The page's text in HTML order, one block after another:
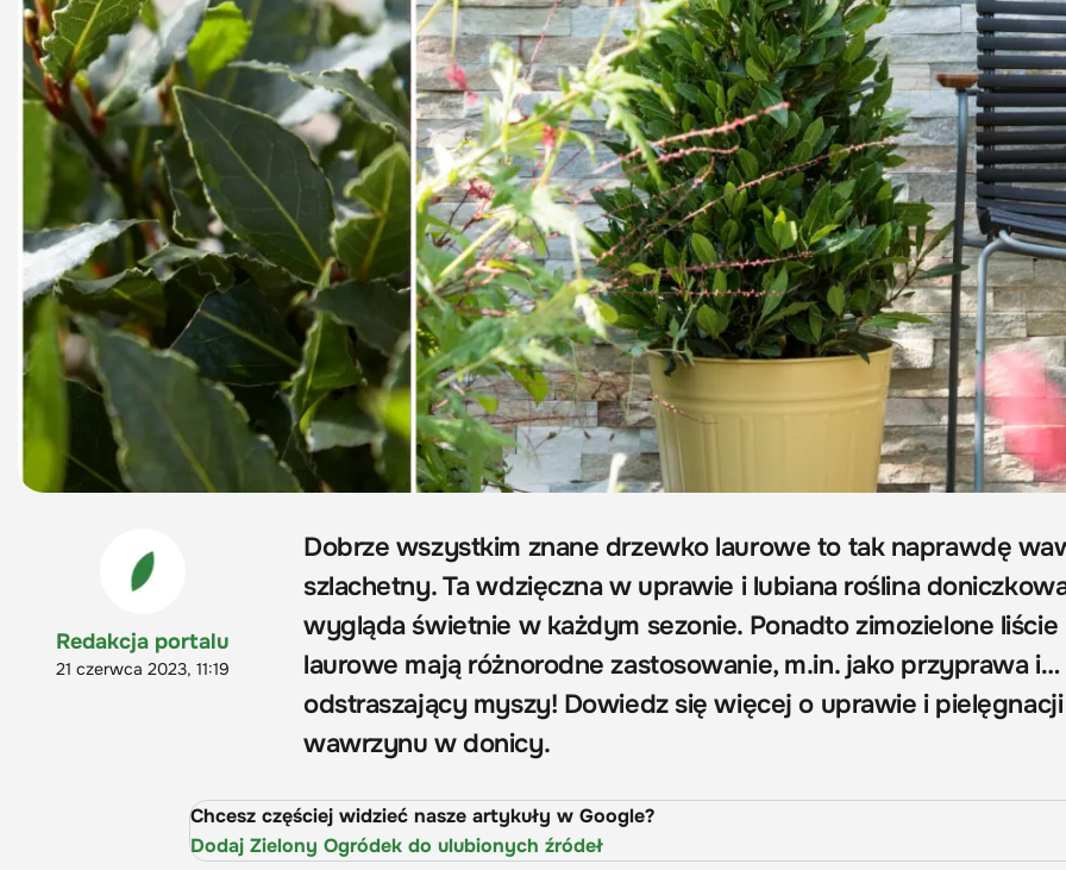
Redakcja portalu
21 czerwca 2023, 11:19
Dobrze wszystkim znane drzewko laurowe to tak naprawdę
szlachetny. Ta wdzięczna w uprawie i lubiana roślina
wygląda świetnie w każdym sezonie. Ponadto zimozielone liście
laurowe mają różnorodne zastosowanie, m.in. jako przyprawa
odstraszający myszy! Dowiedz się więcej o uprawie i pielęgnacji
wawrzynu w donicy.
Chcesz częściej widzieć nasze artykuły w Google?
Dodaj Zielony Ogródek do ulubionych źródeł